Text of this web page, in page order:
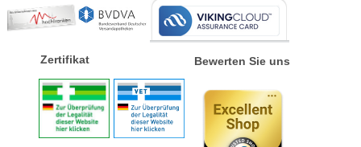
Zertifikat Bewerten Sie uns